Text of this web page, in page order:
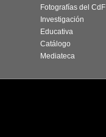
Fotografías del CdF
Investigación
Educativa
Catálogo
Mediateca